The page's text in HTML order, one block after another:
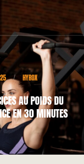
/ HYROX
AU POIDS DU
EN 30 MINUTES